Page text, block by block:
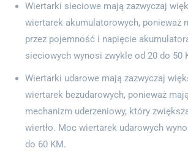
Wiertarki sieciowe mają zazwyczaj
wiertarek akumulatorowych, ponieważ
przez pojemność i napięcie
sieciowych wynosi zwykle od 20 do 50
Wiertarki udarowe mają zazwyczaj
wiertarek bezudarowych, ponieważ
mechanizm uderzeniowy, który
wiertło. Moc wiertarek udarowych
do 60 KM.